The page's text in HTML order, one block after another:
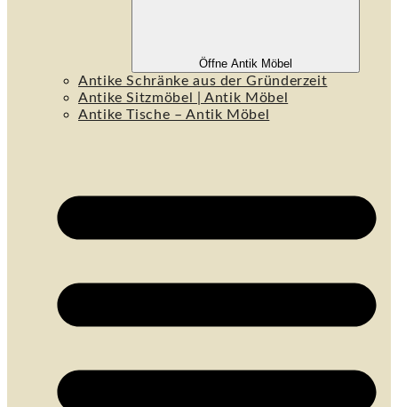
Öffne Antik Möbel
Antike Schränke aus der Gründerzeit
Antike Sitzmöbel | Antik Möbel
Antike Tische – Antik Möbel